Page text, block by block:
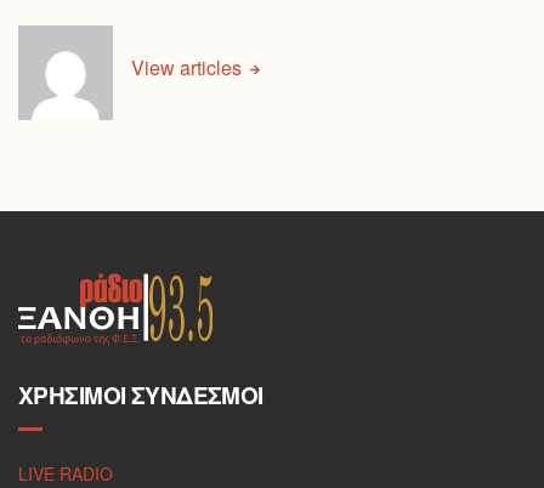
View articles
ΧΡΉΣΙΜΟΙ ΣΎΝΔΕΣΜΟΙ
LIVE RADIO